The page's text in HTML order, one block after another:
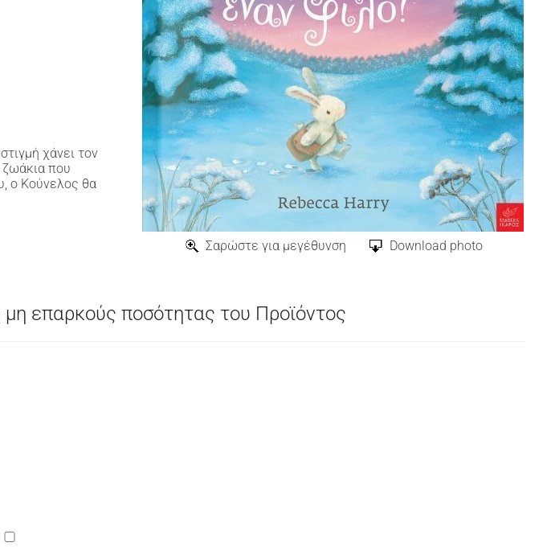
Σαρώστε για μεγέθυνση Download photo
χάνει τον
ζωάκια που
ο Κούνελος θα
επαρκούς ποσότητας του Προϊόντος